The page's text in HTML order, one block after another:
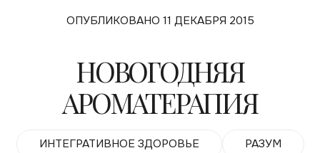
ОПУБЛИКОВАНО 11 ДЕКАБРЯ 2015
НОВОГОДНЯЯ
АРОМАТЕРАПИЯ
ИНТЕГРАТИВНОЕ ЗДОРОВЬЕ РАЗУМ